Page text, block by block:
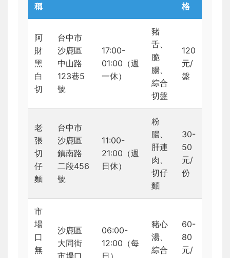
稱
格
阿
財
黑
白
切
台中市
沙鹿區
中山路
123巷5
號
17:00-
01:00（週
一休）
豬
舌、
脆
腸、
綜合
切盤
120
元/
盤
老
張
切
仔
麵
台中市
沙鹿區
鎮南路
二段456
號
11:00-
21:00（週
日休）
粉
腸、
肝連
肉、
切仔
麵
30-
50
元/
份
市
場
口
無
沙鹿區
大同街
06:00-
12:00（每
豬心
湯、
綜合
60-
80
元/